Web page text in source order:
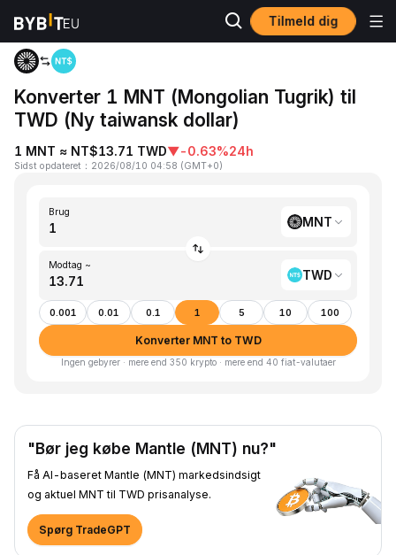
Tilmeld dig
Hjem MNT to TWD
Konverter 1 MNT (Mongolian Tugrik) til
TWD (Ny taiwansk dollar)
1 MNT ≈ NT$13.71 TWD▼-0.63%24h
Sidst opdateret ： 2026/08/10 04:58 (GMT+0)
Brug
MNT
Modtag ~
TWD
0.001 0.01 0.1 1 5 10 100
Konverter MNT to TWD
Ingen gebyrer · mere end 350 krypto · mere end 40 fiat-valutaer
"Bør jeg købe Mantle (MNT) nu?"
Få AI-baseret Mantle (MNT) markedsindsigt
og aktuel MNT til TWD prisanalyse.
Spørg TradeGPT